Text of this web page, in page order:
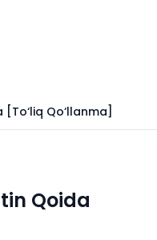
Qo‘llanma]
Qoida